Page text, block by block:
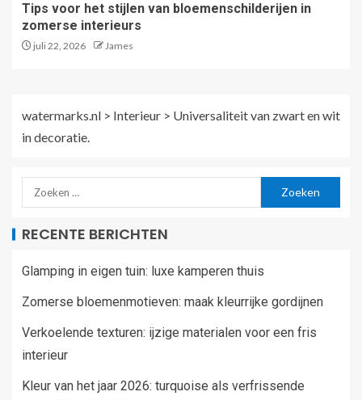
Tips voor het stijlen van bloemenschilderijen in
zomerse interieurs
juli 22, 2026 James
watermarks.nl > Interieur > Universaliteit van zwart en wit
in decoratie.
RECENTE BERICHTEN
Glamping in eigen tuin: luxe kamperen thuis
Zomerse bloemenmotieven: maak kleurrijke gordijnen
Verkoelende texturen: ijzige materialen voor een fris
interieur
Kleur van het jaar 2026: turquoise als verfrissende